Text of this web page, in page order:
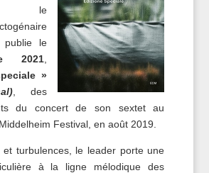
le
le
2021
»
, des
du concert de son sextet au
Festival, en août 2019.
et turbulences, le leader porte une
à la ligne mélodique des